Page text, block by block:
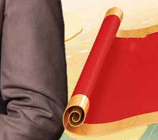
9 7 6
40 39 38 37
9 8 6 2